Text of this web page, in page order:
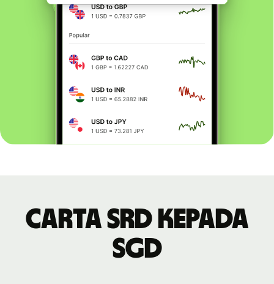
Carta SRD kepada
SGD